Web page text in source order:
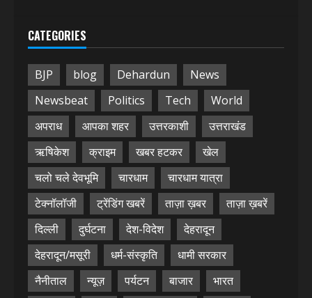
CATEGORIES
BJP blog Dehardun
News
Newsbeat
Politics Tech
World
अपराध
आपका शहर उत्तरकाशी
उत्तराखंड
ऋषिकेश
क्राइम खबर हटकर
खेल
चलो चले देवभूमि
चारधाम
चारधाम यात्रा
टेक्नॉलॉजी
ट्रेंडिंग खबरें ताज़ा ख़बर
ताज़ा ख़बरें
दिल्ली
दुर्घटना देश-विदेश
देहरादून
देहरादून/मसूरी
धर्म-संस्कृति
धामी सरकार
नैनीताल
न्यूज़ पर्यटन बाजार
भारत